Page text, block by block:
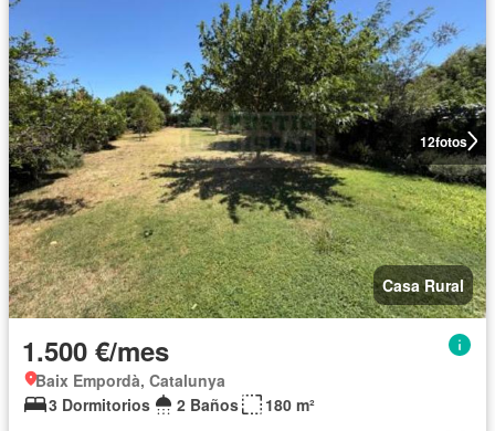
12fotos
Casa Rural
1.500 €/mes
Baix Empordà, Catalunya
3 Dormitorios
2 Baños 180 m²